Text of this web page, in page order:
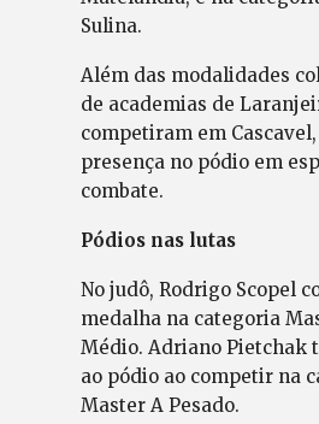
Sulina.
Além das modalidades
de academias de
competiram em
presença no pódio em
combate.
Pódios nas lutas
No judô, Rodrigo Scopel
medalha na categoria
Médio. Adriano Pietchak
ao pódio ao competir na
Master A Pesado.